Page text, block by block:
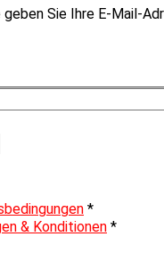
Sie Ihre E-Mail-
*
& Konditionen *